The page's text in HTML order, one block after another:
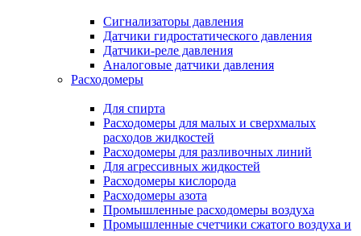
Сигнализаторы давления
Датчики гидростатического давления
Датчики-реле давления
Аналоговые датчики давления
Расходомеры
Для спирта
Расходомеры для малых и сверхмалых
расходов жидкостей
Расходомеры для разливочных линий
Для агрессивных жидкостей
Расходомеры кислорода
Расходомеры азота
Промышленные расходомеры воздуха
Промышленные счетчики сжатого воздуха и